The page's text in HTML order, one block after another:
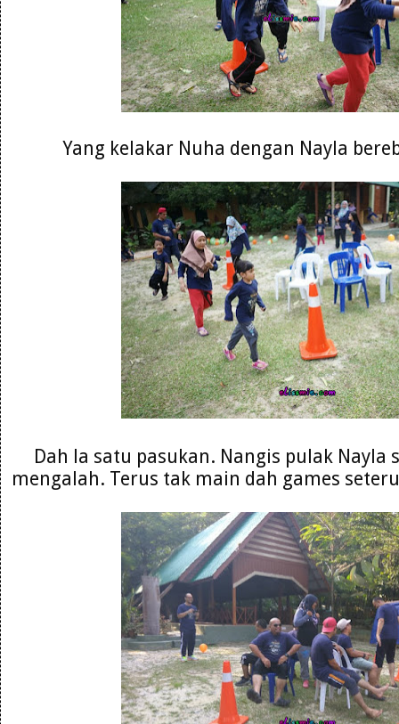
Yang kelakar Nuha dengan Nayla
Dah la satu pasukan. Nangis pulak Nayla
mengalah. Terus tak main dah games